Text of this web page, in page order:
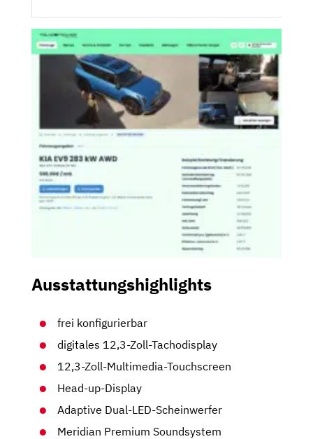
Ausstattungshighlights
frei konfigurierbar
digitales 12,3-Zoll-Tachodisplay
12,3-Zoll-Multimedia-Touchscreen
Head-up-Display
Adaptive Dual-LED-Scheinwerfer
Meridian Premium Soundsystem